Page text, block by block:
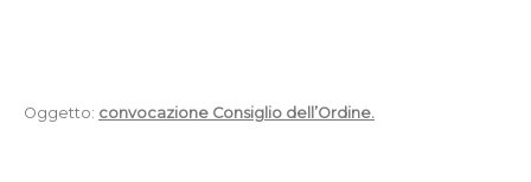
Oggetto: convocazione Consiglio dell’Ordine.